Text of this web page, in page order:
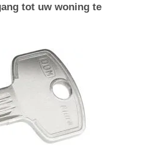
tot uw woning te